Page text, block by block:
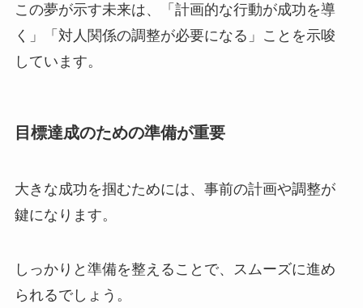
この夢が示す未来は、「計画的な行動が成功を導
く」「対人関係の調整が必要になる」ことを示唆
しています。
目標達成のための準備が重要
大きな成功を掴むためには、事前の計画や調整が
鍵になります。
しっかりと準備を整えることで、スムーズに進め
られるでしょう。